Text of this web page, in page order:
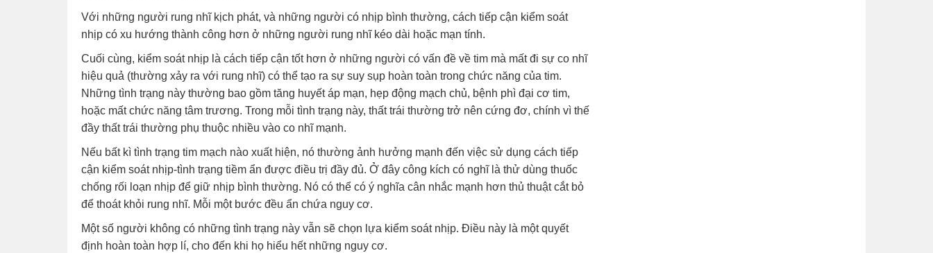
Với những người rung nhĩ kịch phát, và những người có nhịp bình thường, cách tiếp cận kiểm soát
nhịp có xu hướng thành công hơn ở những người rung nhĩ kéo dài hoặc mạn tính.
Cuối cùng, kiểm soát nhịp là cách tiếp cận tốt hơn ở những người có vấn đề về tim mà mất đi sự co nhĩ
hiệu quả (thường xảy ra với rung nhĩ) có thể tạo ra sự suy sụp hoàn toàn trong chức năng của tim.
Những tình trạng này thường bao gồm tăng huyết áp mạn, hẹp động mạch chủ, bệnh phì đại cơ tim,
hoặc mất chức năng tâm trương. Trong mỗi tình trạng này, thất trái thường trở nên cứng đơ, chính vì thế
đầy thất trái thường phụ thuộc nhiều vào co nhĩ mạnh.
Nếu bất kì tình trạng tim mạch nào xuất hiện, nó thường ảnh hưởng mạnh đến việc sử dụng cách tiếp
cận kiểm soát nhịp-tình trạng tiềm ẩn được điều trị đầy đủ. Ở đây công kích có nghĩ là thử dùng thuốc
chống rối loạn nhịp để giữ nhịp bình thường. Nó có thể có ý nghĩa cân nhắc mạnh hơn thủ thuật cắt bỏ
để thoát khỏi rung nhĩ. Mỗi một bước đều ẩn chứa nguy cơ.
Một số người không có những tình trạng này vẫn sẽ chọn lựa kiểm soát nhịp. Điều này là một quyết
định hoàn toàn hợp lí, cho đến khi họ hiểu hết những nguy cơ.